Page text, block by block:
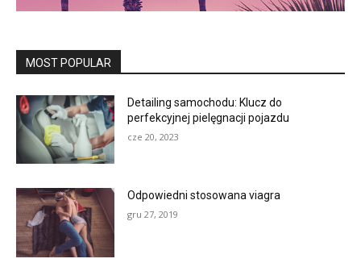
MOST POPULAR
Detailing samochodu: Klucz do
perfekcyjnej pielęgnacji pojazdu
cze 20, 2023
Odpowiedni stosowana viagra
gru 27, 2019